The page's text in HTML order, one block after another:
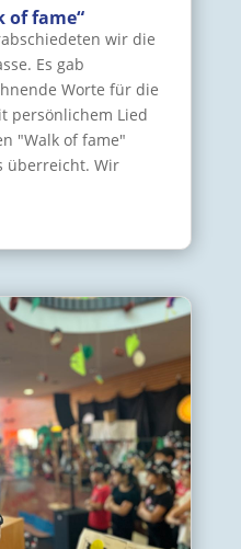
of fame“
wir die
Es gab
Worte für die
persönlichem Lied
"Walk of fame"
überreicht. Wir